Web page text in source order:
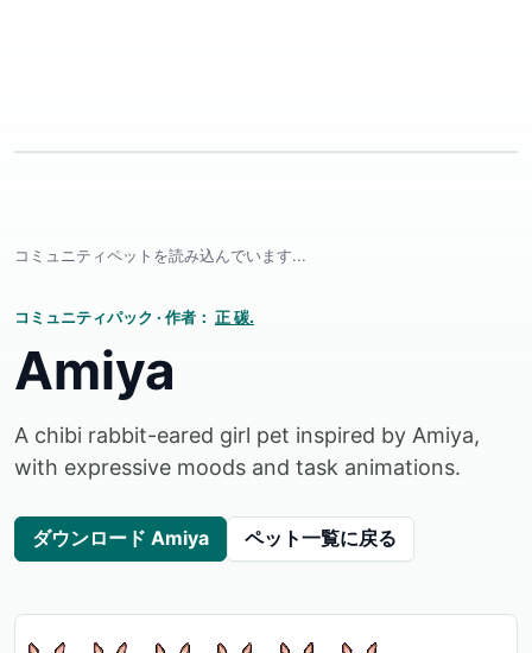
コミュニティペットを読み込んでいます...
コミュニティパック · 作者： 正 碳.
Amiya
A chibi rabbit-eared girl pet inspired by Amiya,
with expressive moods and task animations.
ダウンロード Amiya ペット一覧に戻る